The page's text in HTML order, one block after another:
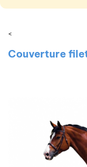
<
Couverture